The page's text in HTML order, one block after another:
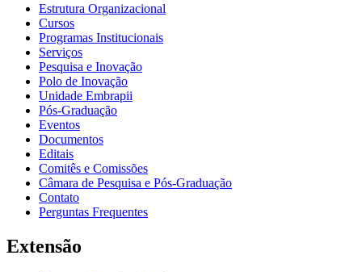
Estrutura Organizacional
Cursos
Programas Institucionais
Serviços
Pesquisa e Inovação
Polo de Inovação
Unidade Embrapii
Pós-Graduação
Eventos
Documentos
Editais
Comitês e Comissões
Câmara de Pesquisa e Pós-Graduação
Contato
Perguntas Frequentes
Extensão